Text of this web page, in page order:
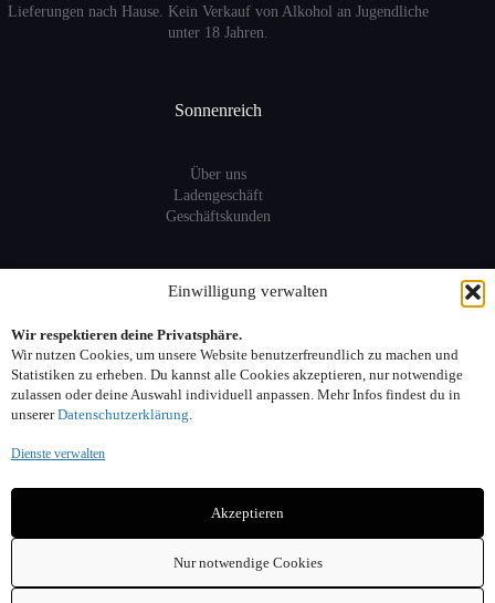
Einwilligung verwalten
Wir respektieren deine Privatsphäre.
Wir nutzen Cookies, um unsere Website benutzerfreundlich zu machen und
Statistiken zu erheben. Du kannst alle Cookies akzeptieren, nur notwendige
zulassen oder deine Auswahl individuell anpassen. Mehr Infos findest du in
unsererDatenschutzerklärung.
Dienste verwalten
Akzeptieren
Nur notwendige Cookies
Lieferungen nach Hause. Kein Verkauf von Alkohol an Jugendliche
unter 18 Jahren.
Sonnenreich
Über uns
Ladengeschäft
Geschäftskunden
Information
Sitemap
FAQ
Adresse: Seelower Strasse 6, 10439 Berlin
Email: info(at)sonnenreich-weine.de